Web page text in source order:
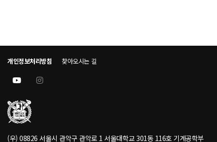
개인정보처리방침 찾아오시는 길
(우) 08826 서울시 관악구 관악로 1 서울대학교 301동 116호 기계공학부